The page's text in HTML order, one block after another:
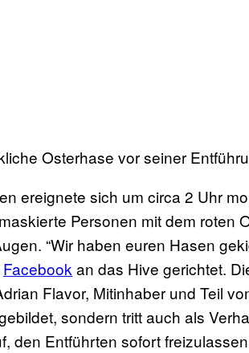
Osterhase vor seiner
ereignete sich um circa 2 Uhr
Personen mit dem roten
“Wir haben euren Hasen
Facebook an das Hive gerichtet.
Flavor, Mitinhaber und Teil
sondern tritt auch als
den Entführten sofort